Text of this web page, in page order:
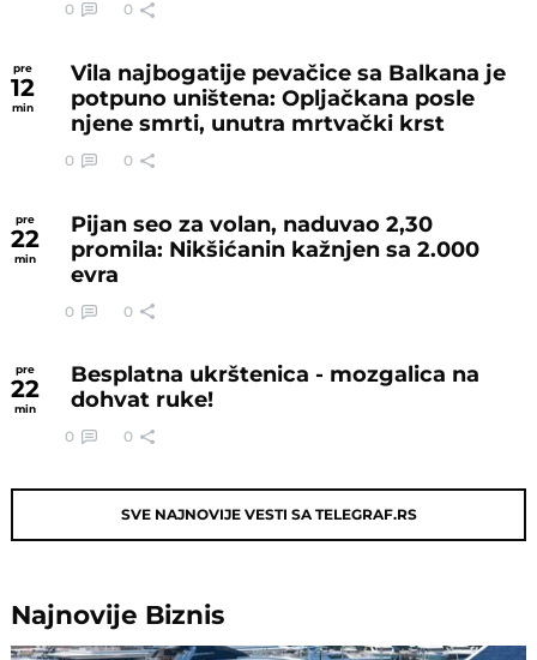
0 0
pre
12
min
Vila najbogatije pevačice sa Balkana je
potpuno uništena: Opljačkana posle
njene smrti, unutra mrtvački krst
0 0
pre
22
min
Pijan seo za volan, naduvao 2,30
promila: Nikšićanin kažnjen sa 2.000
evra
0 0
pre
22
min
Besplatna ukrštenica - mozgalica na
dohvat ruke!
0 0
SVE NAJNOVIJE VESTI SA TELEGRAF.RS
Najnovije Biznis